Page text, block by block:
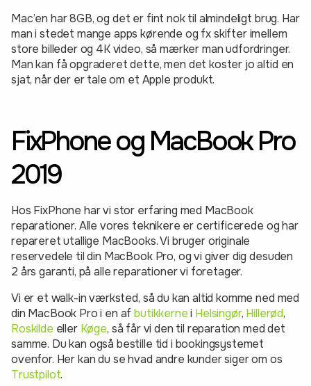
Mac’en har 8GB, og det er fint nok til almindeligt brug. Har
man i stedet mange apps kørende og fx skifter imellem
store billeder og 4K video, så mærker man udfordringer.
Man kan få opgraderet dette, men det koster jo altid en
sjat, når der er tale om et Apple produkt.
FixPhone og MacBook Pro
2019
Hos FixPhone har vi stor erfaring med MacBook
reparationer. Alle vores teknikere er certificerede og har
repareret utallige MacBooks. Vi bruger originale
reservedele til din MacBook Pro, og vi giver dig desuden
2 års garanti, på alle reparationer vi foretager.
Vi er et walk-in værksted, så du kan altid komme ned med
din MacBook Pro i en afbutikkernei Helsingør, Hillerød,
Roskilde eller Køge, så får vi den til reparation med det
samme. Du kan også bestille tid i bookingsystemet
ovenfor. Her kan du se hvad andre kunder siger om os
Trustpilot.